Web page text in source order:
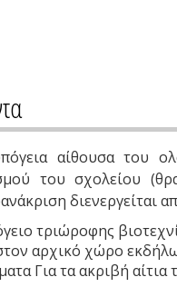
αίθουσα του
του σχολείου
διενεργείται
τριώροφης
αρχικό χώρο
Για τα ακριβή αίτια